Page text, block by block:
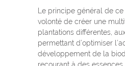
Le principe général de
volonté de créer une
plantations différentes,
permettant d’optimiser
développement de la